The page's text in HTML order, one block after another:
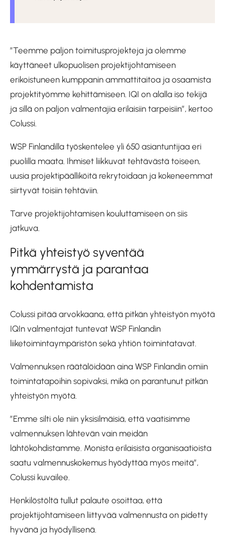
”Teemme paljon toimitusprojekteja ja olemme
käyttäneet ulkopuolisen projektijohtamiseen
erikoistuneen kumppanin ammattitaitoa ja osaamista
projektityömme kehittämiseen. IQI on alalla iso tekijä
ja sillä on paljon valmentajia erilaisiin tarpeisiin”, kertoo
Colussi.
WSP Finlandilla työskentelee yli 650 asiantuntijaa eri
puolilla maata. Ihmiset liikkuvat tehtävästä toiseen,
uusia projektipäälliköitä rekrytoidaan ja kokeneemmat
siirtyvät toisiin tehtäviin.
Tarve projektijohtamisen kouluttamiseen on siis
jatkuva.
Pitkä yhteistyö syventää
ymmärrystä ja parantaa
kohdentamista
Colussi pitää arvokkaana, että pitkän yhteistyön myötä
IQIn valmentajat tuntevat WSP Finlandin
liiketoimintaympäristön sekä yhtiön toimintatavat.
Valmennuksen räätälöidään aina WSP Finlandin omiin
toimintatapoihin sopivaksi, mikä on parantunut pitkän
yhteistyön myötä.
”Emme silti ole niin yksisilmäisiä, että vaatisimme
valmennuksen lähtevän vain meidän
lähtökohdistamme. Monista erilaisista organisaatioista
saatu valmennuskokemus hyödyttää myös meitä”,
Colussi kuvailee.
Henkilöstöltä tullut palaute osoittaa, että
projektijohtamiseen liittyvää valmennusta on pidetty
hyvänä ja hyödyllisenä.